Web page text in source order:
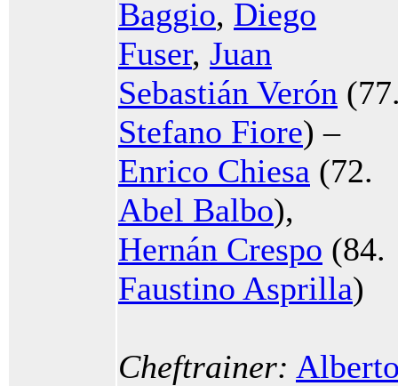
Baggio, Diego
Fuser, Juan
Sebastián Verón
Stefano Fiore) –
Enrico Chiesa (72.
Abel Balbo),
Hernán Crespo (84.
Faustino Asprilla)
Cheftrainer: